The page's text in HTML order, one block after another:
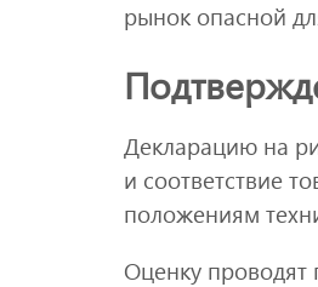
рынок опасной
Декларацию на
и соответствие
положениям
Оценку